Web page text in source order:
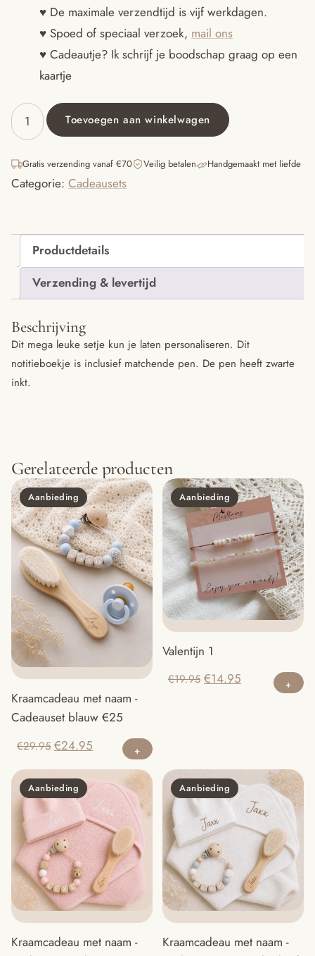
€24.95.€19.95.
♥ De maximale verzendtijd is vijf werkdagen.
♥ Spoed of speciaal verzoek, mail ons
♥ Cadeautje? Ik schrijf je boodschap graag op een
kaartje
Notitieboekje
roze
glitters
aantal
Toevoegen aan winkelwagen
Gratis verzending vanaf €70 Veilig betalen Handgemaakt met liefde
Categorie: Cadeausets
Productdetails
Verzending & levertijd
Beschrijving
Dit mega leuke setje kun je laten personaliseren. Dit
notitieboekje is inclusief matchende pen. De pen heeft zwarte
inkt.
Gerelateerde producten
Aanbieding
Kraamcadeau met naam -
Cadeauset blauw €25
€29.95 Oorspronkelijke
was:
€29.95.
€24.95 Huidige
is:
€24.95.
Aanbieding
Valentijn 1
€19.95 Oorspronkelijke
€14.95 Huidige
Aanbieding
Kraamcadeau met naam -
Aanbieding
Kraamcadeau met naam -